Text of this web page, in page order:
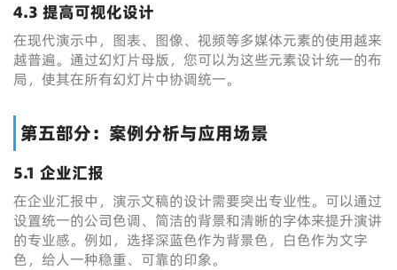
4.3 提高可视化设计
在现代演示中，图表、图像、视频等多媒体元素的使用越来
越普遍。通过幻灯片母版，您可以为这些元素设计统一的布
局，使其在所有幻灯片中协调统一。
第五部分：案例分析与应用场景
5.1 企业汇报
在企业汇报中，演示文稿的设计需要突出专业性。可以通过
设置统一的公司色调、简洁的背景和清晰的字体来提升演讲
的专业感。例如，选择深蓝色作为背景色，白色作为文字
色，给人一种稳重、可靠的印象。